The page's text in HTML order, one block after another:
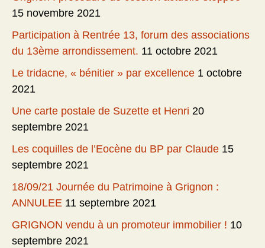
15 novembre 2021
Participation à Rentrée 13, forum des associations
du 13ème arrondissement. 11 octobre 2021
Le tridacne, « bénitier » par excellence 1 octobre
2021
Une carte postale de Suzette et Henri 20
septembre 2021
Les coquilles de l’Eocène du BP par Claude 15
septembre 2021
18/09/21 Journée du Patrimoine à Grignon :
ANNULEE 11 septembre 2021
GRIGNON vendu à un promoteur immobilier ! 10
septembre 2021